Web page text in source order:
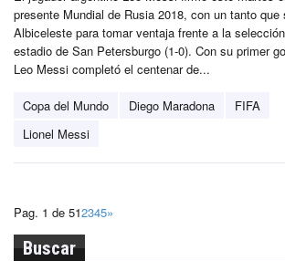
presente Mundial de Rusia 2018, con un tanto que
Albiceleste para tomar ventaja frente a la
estadio de San Petersburgo (1-0). Con su primer
Leo Messi completó el centenar de...
Copa del Mundo Diego Maradona
FIFA
Lionel Messi
Pag. 1 de 512345»
Buscar